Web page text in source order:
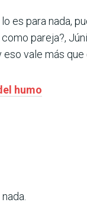
para nada,
pareja?,
vale más que
humo